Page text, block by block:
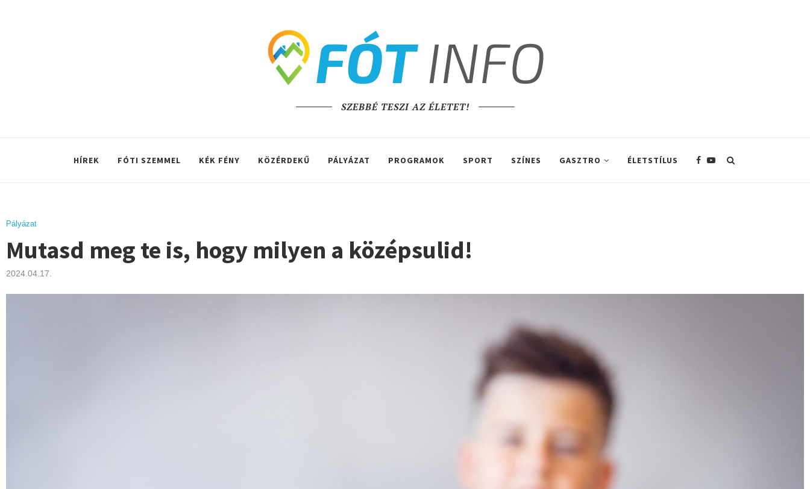
SZEBBÉ TESZI AZ ÉLETET!
HÍREK FÓTI SZEMMEL KÉK FÉNY KÖZÉRDEKŰ PÁLYÁZAT PROGRAMOK SPORT SZÍNES GASZTRO ÉLETSTÍLUS
Pályázat
Mutasd meg te is, hogy milyen a középsulid!
2024.04.17.